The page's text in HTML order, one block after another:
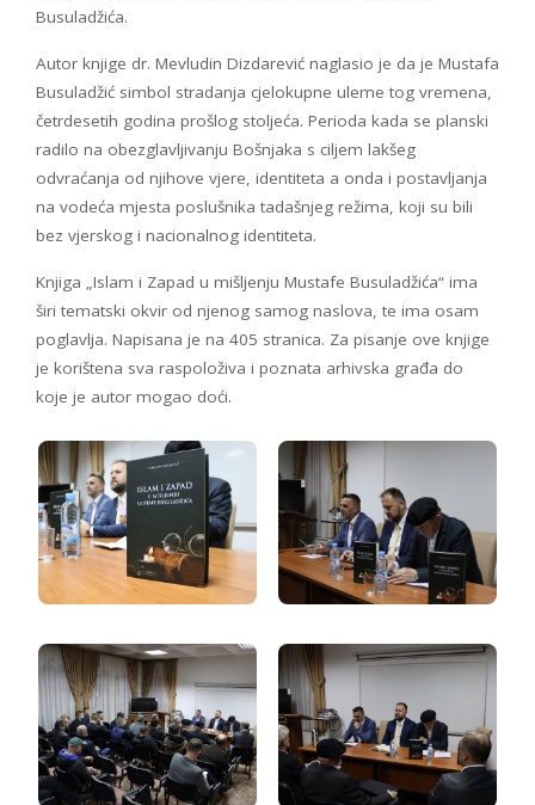
Busuladžića.
Autor knjige dr. Mevludin Dizdarević naglasio je da je Mustafa
Busuladžić simbol stradanja cjelokupne uleme tog vremena,
četrdesetih godina prošlog stoljeća. Perioda kada se planski
radilo na obezglavljivanju Bošnjaka s ciljem lakšeg
odvraćanja od njihove vjere, identiteta a onda i postavljanja
na vodeća mjesta poslušnika tadašnjeg režima, koji su bili
bez vjerskog i nacionalnog identiteta.
Knjiga „Islam i Zapad u mišljenju Mustafe Busuladžića“ ima
širi tematski okvir od njenog samog naslova, te ima osam
poglavlja. Napisana je na 405 stranica. Za pisanje ove knjige
je korištena sva raspoloživa i poznata arhivska građa do
koje je autor mogao doći.